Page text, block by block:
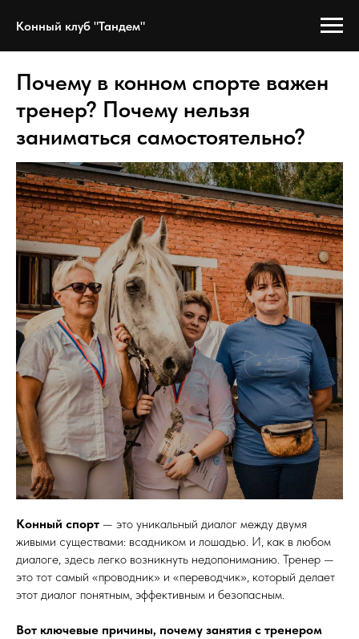
Конный клуб "Тандем"
Почему в конном спорте важен
тренер? Почему нельзя
заниматься самостоятельно?
Конный спорт — это уникальный диалог между двумя
живыми существами: всадником и лошадью. И, как в любом
диалоге, здесь легко возникнуть недопониманию. Тренер —
это тот самый «проводник» и «переводчик», который делает
этот диалог понятным, эффективным и безопасным.
Вот ключевые причины, почему занятия с тренером